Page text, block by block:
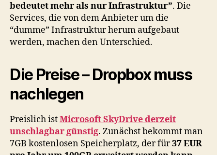
bedeutet mehr als nur Infrastruktur”. Die
Services, die von dem Anbieter um die
“dumme” Infrastruktur herum aufgebaut
werden, machen den Unterschied.
Die Preise – Dropbox muss
nachlegen
Preislich istMicrosoft SkyDrive derzeit
unschlagbar günstig. Zunächst bekommt man
7GB kostenlosen Speicherplatz, der für37 EUR